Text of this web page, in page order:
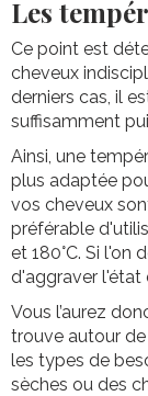
Les
Ce point est
cheveux
derniers cas, il
suffisamment
Ainsi, une
plus adaptée
vos cheveux
préférable
et 180°C. Si l'on
d'aggraver l'état
Vous l’aurez
trouve autour
les types de
sèches ou des